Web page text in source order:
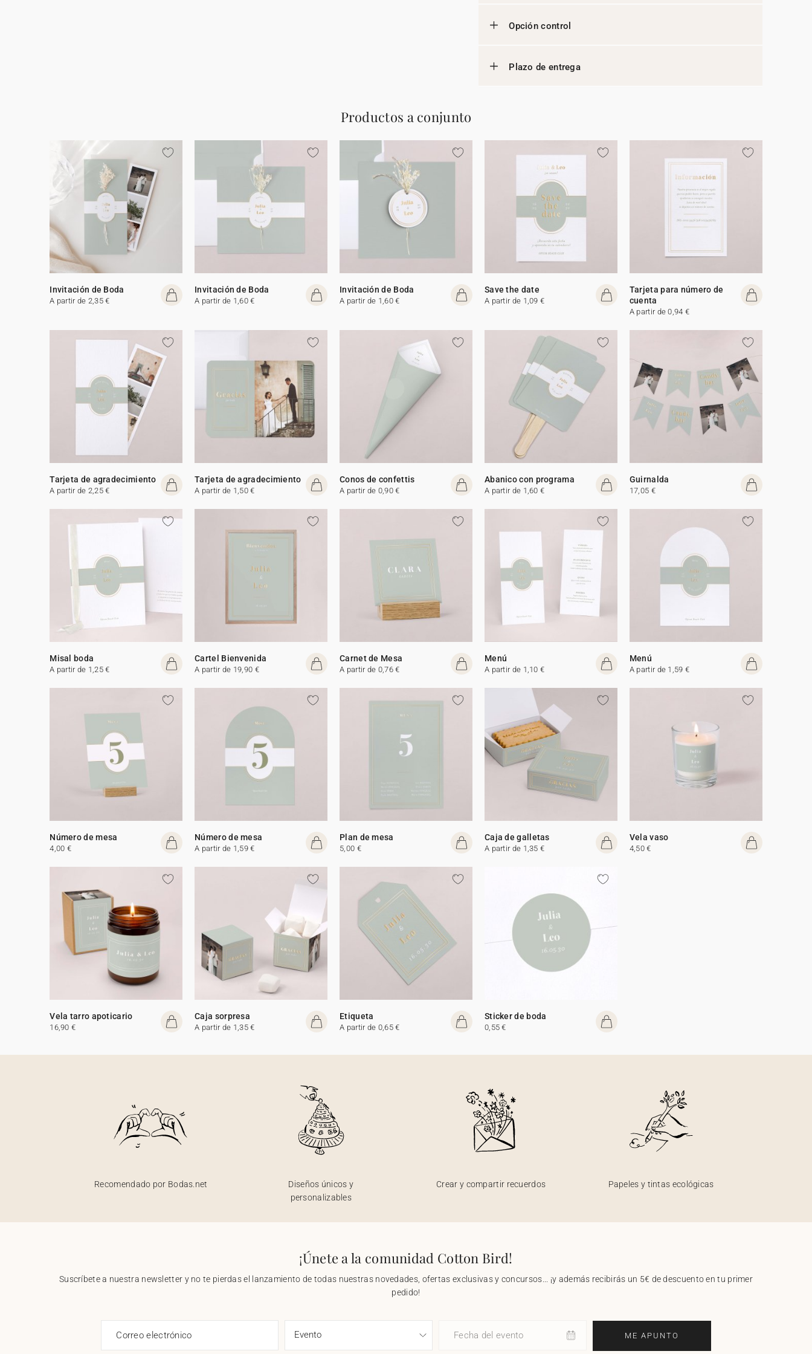
Opción control
Plazo de entrega
Productos a conjunto
Invitación de Boda
A partir de 2,35 €
Invitación de Boda
A partir de 1,60 €
Invitación de Boda
A partir de 1,60 €
Save the date
A partir de 1,09 €
Tarjeta para número de
cuenta
A partir de 0,94 €
Tarjeta de agradecimiento
A partir de 2,25 €
Tarjeta de agradecimiento
A partir de 1,50 €
Conos de confettis
A partir de 0,90 €
Abanico con programa
A partir de 1,60 €
Guirnalda
17,05 €
Misal boda
A partir de 1,25 €
Cartel Bienvenida
A partir de 19,90 €
Carnet de Mesa
A partir de 0,76 €
Menú
A partir de 1,10 €
Menú
A partir de 1,59 €
Número de mesa
4,00 €
Número de mesa
A partir de 1,59 €
Plan de mesa
5,00 €
Caja de galletas
A partir de 1,35 €
Vela vaso
4,50 €
Vela tarro apoticario
16,90 €
Caja sorpresa
A partir de 1,35 €
Etiqueta
A partir de 0,65 €
Sticker de boda
0,55 €
Recomendado por Bodas.net
Diseños únicos y
personalizables
Crear y compartir recuerdos Papeles y tintas ecológicas
¡Únete a la comunidad Cotton Bird!
Suscríbete a nuestra newsletter y no te pierdas el lanzamiento de todas nuestras novedades, ofertas exclusivas y concursos... ¡y además recibirás un 5€ de descuento en tu primer
pedido!
Correo electrónico Fecha del evento ME APUNTO